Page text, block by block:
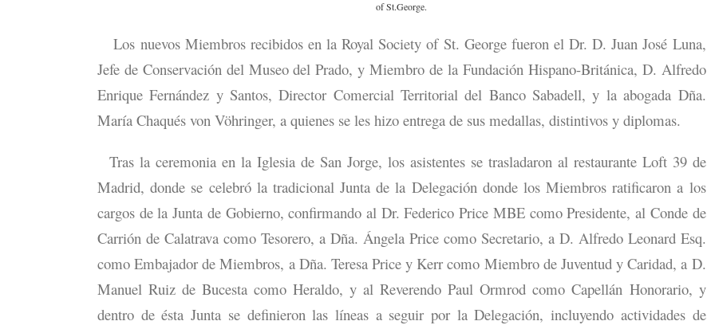
Los nuevos Miembros recibidos en la Royal Society of St. George fueron el Dr. D. Juan José Luna,
Jefe de Conservación del Museo del Prado, y Miembro de la Fundación Hispano-Británica, D. Alfredo
Enrique Fernández y Santos, Director Comercial Territorial del Banco Sabadell, y la abogada Dña.
María Chaqués von Vöhringer, a quienes se les hizo entrega de sus medallas, distintivos y diplomas.
Tras la ceremonia en la Iglesia de San Jorge, los asistentes se trasladaron al restaurante Loft 39 de
Madrid, donde se celebró la tradicional Junta de la Delegación donde los Miembros ratificaron a los
cargos de la Junta de Gobierno, confirmando al Dr. Federico Price MBE como Presidente, al Conde de
Carrión de Calatrava como Tesorero, a Dña. Ángela Price como Secretario, a D. Alfredo Leonard Esq.
como Embajador de Miembros, a Dña. Teresa Price y Kerr como Miembro de Juventud y Caridad, a D.
Manuel Ruiz de Bucesta como Heraldo, y al Reverendo Paul Ormrod como Capellán Honorario, y
dentro de ésta Junta se definieron las líneas a seguir por la Delegación, incluyendo actividades de